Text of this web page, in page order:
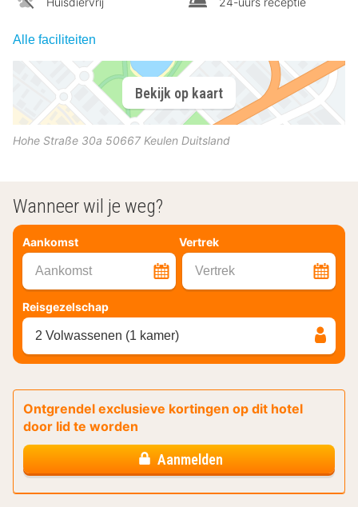
Alle faciliteiten
Bekijk op kaart
Hohe Straße 30a 50667 Keulen Duitsland
Wanneer wil je weg?
Aankomst Vertrek
Aankomst Vertrek
Reisgezelschap
2 Volwassenen (1 kamer)
Ontgrendel exclusieve kortingen op dit hotel
door lid te worden
Aanmelden